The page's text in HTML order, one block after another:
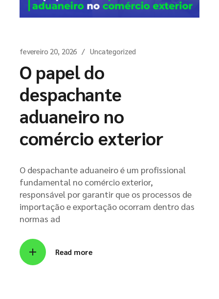
fevereiro 20, 2026 Uncategorized
O papel do
despachante
aduaneiro no
comércio exterior
O despachante aduaneiro é um profissional
fundamental no comércio exterior,
responsável por garantir que os processos de
importação e exportação ocorram dentro das
normas ad
Read more